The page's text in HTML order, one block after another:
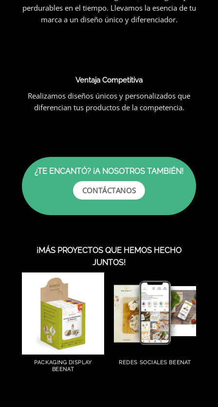
perdurables en el tiempo. Llevamos la esencia de tu
marca a un diseño único y diferenciador.
Ventaja Competitiva
Realizamos diseños únicos y personalizados que
diferencian tus productos de la competencia.
¿TE ENCANTÓ? ¡A NOSOTROS TAMBIÉN!
CONTÁCTANOS
¡MÁS PROYECTOS QUE HEMOS HECHO
JUNTOS!
PACKAGING DISPLAY
BEENAT
REDES SOCIALES BEENAT